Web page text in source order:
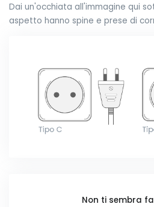
Dai un'occhiata all'immagine qui
aspetto hanno spine e prese di
Non ti sembra